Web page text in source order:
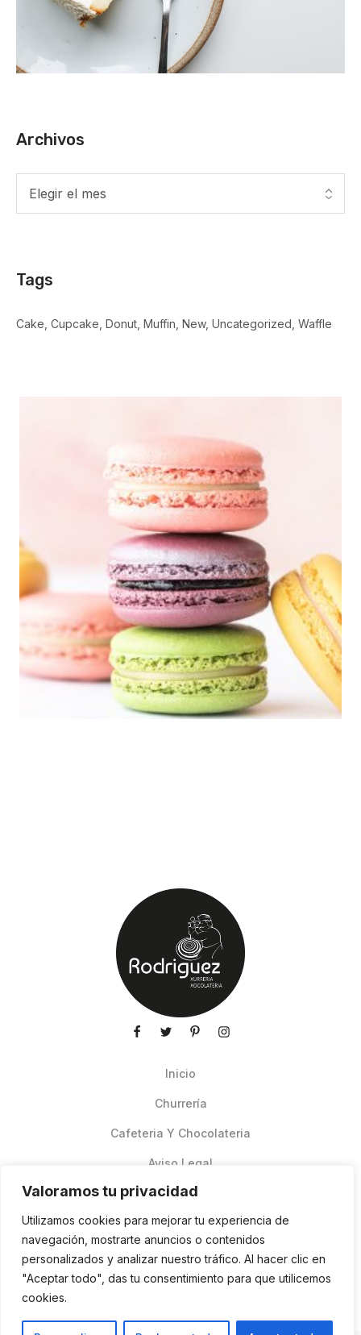
Valoramos tu privacidad
Utilizamos cookies para mejorar tu experiencia de
navegación, mostrarte anuncios o contenidos
personalizados y analizar nuestro tráfico. Al hacer clic en
"Aceptar todo", das tu consentimiento para que utilicemos
cookies.
Archivos
Tags
Cake Cupcake Donut Muffin New Uncategorized Waffle
Inicio
Churrería
Cafeteria Y Chocolateria
Aviso Legal
Pedidos Online Glovo
Contacto